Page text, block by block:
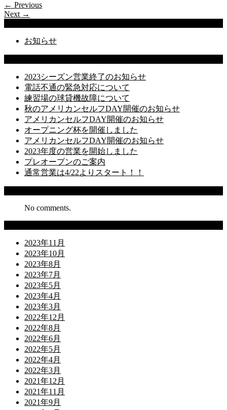
← Previous
Next →
お知らせ
2023シーズン営業終了のお知らせ
電話不通の緊急対応について
練習場の球貸機故障について
秋のアメリカンセルフDAY開催のお知らせ
アメリカンセルフDAY開催のお知らせ
オープニング杯を開催しました
アメリカンセルフDAY開催のお知らせ
2023年度の営業を開始しました
プレオープンのご案内
通常営業は4/22よりスタート！！
No comments.
2023年11月
2023年10月
2023年8月
2023年7月
2023年5月
2023年4月
2023年3月
2022年12月
2022年8月
2022年6月
2022年5月
2022年4月
2022年3月
2021年12月
2021年11月
2021年9月